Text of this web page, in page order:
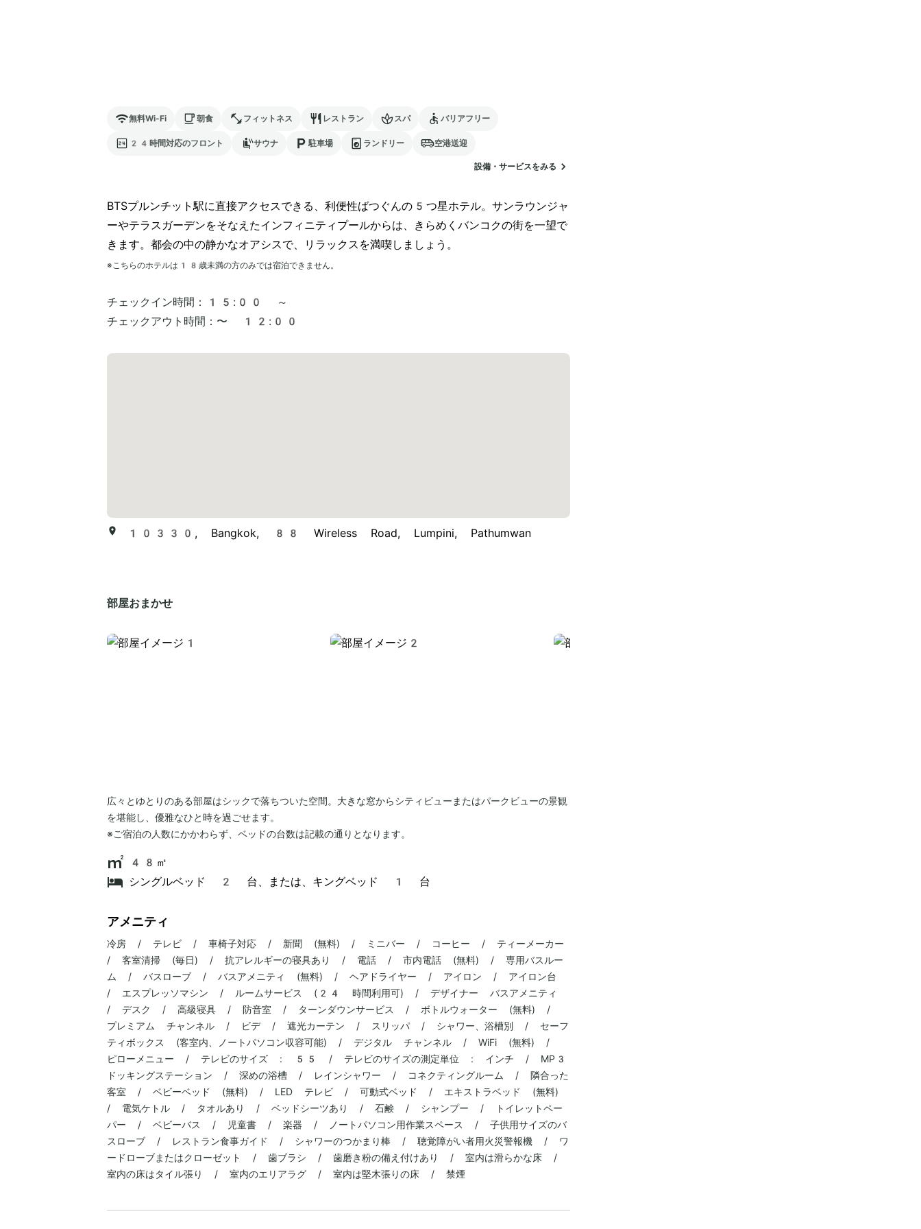
無料Wi-Fi 朝食 フィットネス レストラン スパ バリアフリー
24時間対応のフロント サウナ 駐車場 ランドリー 空港送迎
設備・サービスをみる
BTSプルンチット駅に直接アクセスできる、利便性ばつぐんの5つ星ホテル。サンラウンジャ
ーやテラスガーデンをそなえたインフィニティプールからは、きらめくバンコクの街を一望で
きます。都会の中の静かなオアシスで、リラックスを満喫しましょう。
※こちらのホテルは 18 歳未満の方のみでは宿泊できません。
チェックイン時間：
15:00 ～
チェックアウト時間： 〜 12:00
10330, Bangkok, 88 Wireless Road, Lumpini, Pathumwan
部屋おまかせ
広々とゆとりのある部屋はシックで落ちついた空間。大きな窓からシティビューまたはパークビューの景観
を堪能し、優雅なひと時を過ごせます。
※ご宿泊の人数にかかわらず、ベッドの台数は記載の通りとなります。
48㎡
シングルベッド 2 台、または、キングベッド 1 台
アメニティ
冷房 / テレビ / 車椅子対応 / 新聞 (無料) / ミニバー / コーヒー / ティーメーカー
/ 客室清掃 (毎日) / 抗アレルギーの寝具あり / 電話 / 市内電話 (無料) / 専用バスルー
ム / バスローブ / バスアメニティ (無料) / ヘアドライヤー / アイロン / アイロン台
/ エスプレッソマシン / ルームサービス (24 時間利用可) / デザイナー バスアメニティ
/ デスク / 高級寝具 / 防音室 / ターンダウンサービス / ボトルウォーター (無料) /
プレミアム チャンネル / ビデ / 遮光カーテン / スリッパ / シャワー、浴槽別 / セーフ
ティボックス (客室内、ノートパソコン収容可能) / デジタル チャンネル / WiFi (無料) /
ピローメニュー / テレビのサイズ : 55 / テレビのサイズの測定単位 : インチ / MP3
ドッキングステーション / 深めの浴槽 / レインシャワー / コネクティングルーム / 隣合った
客室 / ベビーベッド (無料) / LED テレビ / 可動式ベッド / エキストラベッド (無料)
/ 電気ケトル / タオルあり / ベッドシーツあり / 石鹸 / シャンプー / トイレットペー
パー / ベビーバス / 児童書 / 楽器 / ノートパソコン用作業スペース / 子供用サイズのバ
スローブ / レストラン食事ガイド / シャワーのつかまり棒 / 聴覚障がい者用火災警報機 / ワ
ードローブまたはクローゼット / 歯ブラシ / 歯磨き粉の備え付けあり / 室内は滑らかな床 /
室内の床はタイル張り / 室内のエリアラグ / 室内は堅木張りの床 / 禁煙